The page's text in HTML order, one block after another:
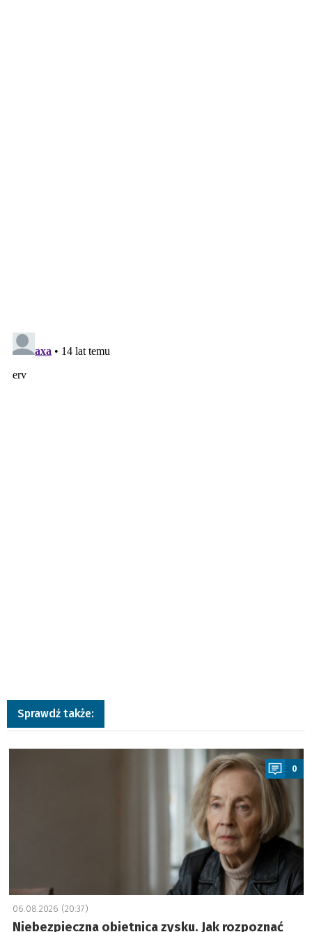
Sprawdź także:
a
0
06.08.2026 (20:37)
Niebezpieczna obietnica zysku. Jak rozpoznać